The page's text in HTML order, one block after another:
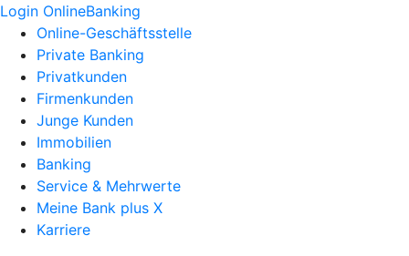
Login OnlineBanking
Online-Geschäftsstelle
Private Banking
Privatkunden
Firmenkunden
Junge Kunden
Immobilien
Banking
Service & Mehrwerte
Meine Bank plus X
Karriere